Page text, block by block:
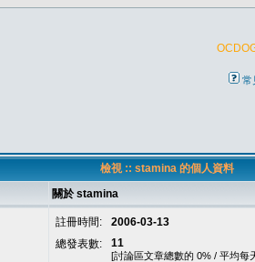
常
檢視 :: stamina 的個人資料
關於 stamina
註冊時間:
2006-03-13
總發表數:
11
[討論區文章總數的 0% / 平均每